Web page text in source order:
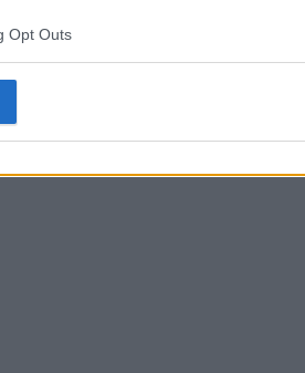
Opt Outs